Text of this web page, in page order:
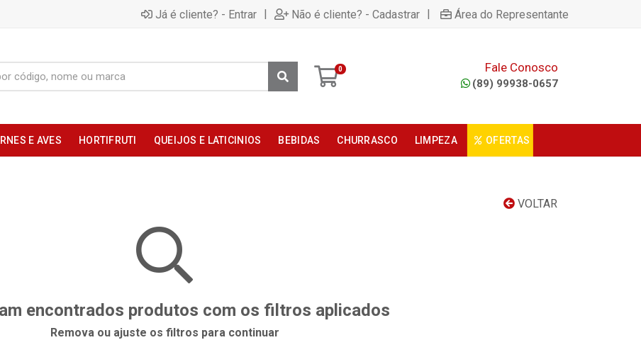
Já é cliente? - Entrar | Não é cliente? - Cadastrar | Área do Representante
0 Fale Conosco
(89) 99938-0657
E AVES HORTIFRUTI QUEIJOS E LATICINIOS BEBIDAS CHURRASCO LIMPEZA OFERTAS
VOLTAR
encontrados produtos com os filtros aplicados
Remova ou ajuste os filtros para continuar